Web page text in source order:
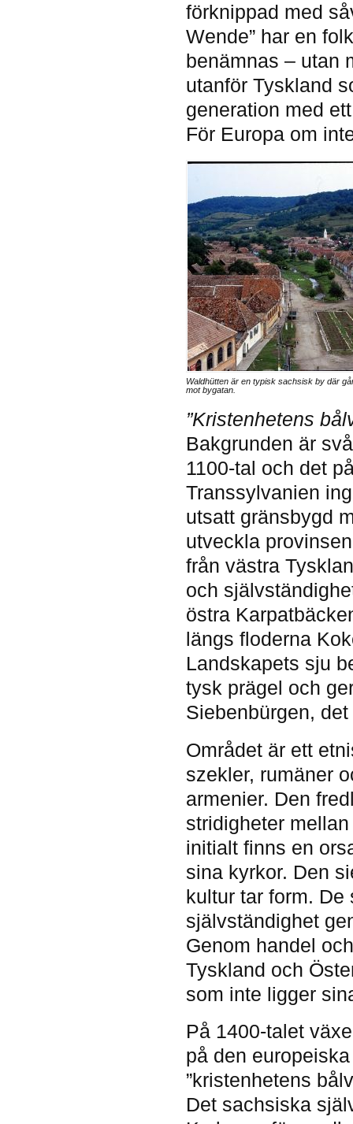
förknippad med
Wende” har en
benämnas – utan
utanför Tyskland
generation med
För Europa om
Waldhütten är en typisk sachsisk by där
mot bygatan.
”Kristenhetens
Bakgrunden är
1100-tal och det
Transsylvanien
utsatt gränsbygd
utveckla
från västra
och
östra
längs floderna
Landskapets sju
tysk prägel och
Siebenbürgen, det
Området är ett
szekler, rumäner
armenier. Den
stridigheter
initialt finns en
sina kyrkor. Den
kultur tar form.
självständighet
Genom handel
Tyskland och
som inte ligger
På 1400-talet
på den
”kristenhetens
Det sachsiska